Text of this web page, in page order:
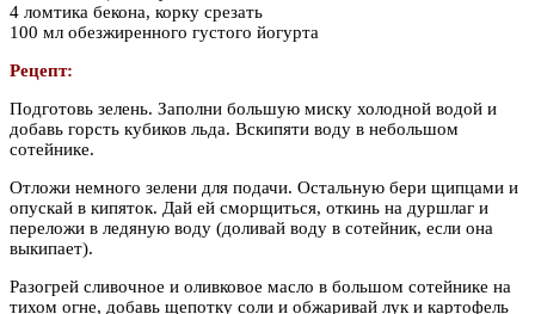
4 ломтика бекона, корку срезать
100 мл обезжиренного густого йогурта
Рецепт:
Подготовь зелень. Заполни большую миску холодной водой и
добавь горсть кубиков льда. Вскипяти воду в небольшом
сотейнике.
Отложи немного зелени для подачи. Остальную бери щипцами и
опускай в кипяток. Дай ей сморщиться, откинь на дуршлаг и
переложи в ледяную воду (доливай воду в сотейник, если она
выкипает).
Разогрей сливочное и оливковое масло в большом сотейнике на
тихом огне, добавь щепотку соли и обжаривай лук и картофель